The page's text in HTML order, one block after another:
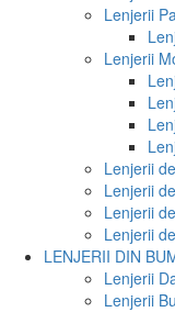
Lenjerii
Lenjerii
Lenjerii
Lenjerii
Lenjerii
Lenjerii
LENJERII DIN
Lenjerii
Lenjerii